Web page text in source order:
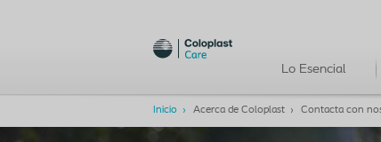
Lo Esencial
Inicio Acerca de Coloplast Contacta con